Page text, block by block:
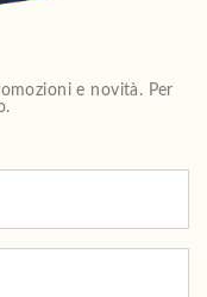
e novità. Per